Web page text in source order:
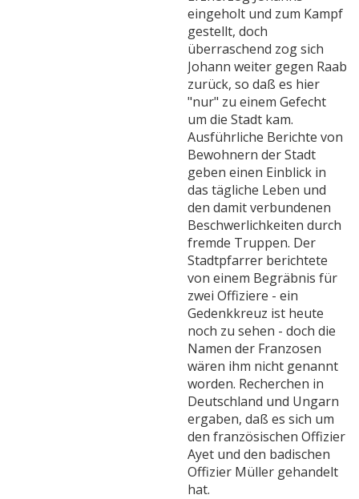
eingeholt und zum Kampf
gestellt, doch
überraschend zog sich
Johann weiter gegen Raab
zurück, so daß es hier
"nur" zu einem Gefecht
um die Stadt kam.
Ausführliche Berichte von
Bewohnern der Stadt
geben einen Einblick in
das tägliche Leben und
den damit verbundenen
Beschwerlichkeiten durch
fremde Truppen. Der
Stadtpfarrer berichtete
von einem Begräbnis für
zwei Offiziere - ein
Gedenkkreuz ist heute
noch zu sehen - doch die
Namen der Franzosen
wären ihm nicht genannt
worden. Recherchen in
Deutschland und Ungarn
ergaben, daß es sich um
den französischen Offizier
Ayet und den badischen
Offizier Müller gehandelt
hat.